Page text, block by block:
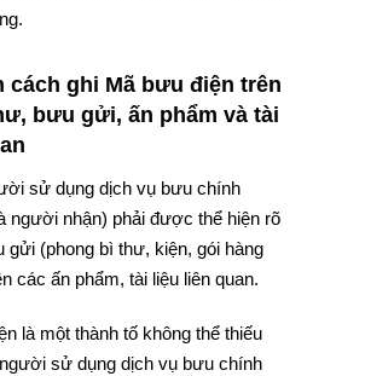
cách ghi Mã bưu điện trên
bưu gửi, ấn phẩm và tài
sử dụng dịch vụ bưu chính
người nhận) phải được thể hiện rõ
gửi (phong bì thư, kiện, gói hàng
các ấn phẩm, tài liệu liên quan.
là một thành tố không thể thiếu
sử dụng dịch vụ bưu chính